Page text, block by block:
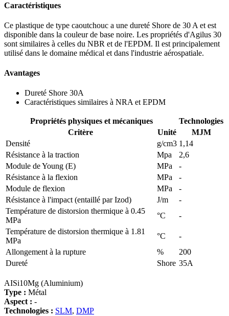
Caractéristiques
Ce plastique de type caoutchouc a une dureté Shore de 30 A et est
disponible dans la couleur de base noire. Les propriétés d'Agilus 30
sont similaires à celles du NBR et de l'EPDM. Il est principalement
utilisé dans le domaine médical et dans l'industrie aérospatiale.
Avantages
Dureté Shore 30A
Caractéristiques similaires à NRA et EPDM
Propriétés physiques et mécaniques
Technologies
Critère
Unité
MJM
Densité
g/cm3 1,14
Résistance à la traction
Mpa
2,6
Module de Young (E)
MPa
-
Résistance à la flexion
MPa
-
Module de flexion
MPa
-
Résistance à l'impact (entaillé par Izod)
J/m
-
Température de distorsion thermique à 0.45
MPa
°C
-
Température de distorsion thermique à 1.81
MPa
°C
-
Allongement à la rupture
%
200
Dureté
Shore 35A
AISi10Mg (Aluminium)
Type : Métal
Aspect : -
Technologies : SLM, DMP